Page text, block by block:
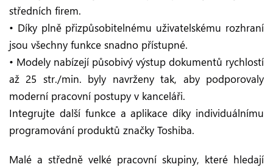
středních firem.
• Díky plně přizpůsobitelnému uživatelskému rozhraní
jsou všechny funkce snadno přístupné.
• Modely nabízejí působivý výstup dokumentů rychlostí
až 25 str./min. byly navrženy tak, aby podporovaly
moderní pracovní postupy v kanceláři.
Integrujte další funkce a aplikace díky individuálnímu
programování produktů značky Toshiba.
Malé a středně velké pracovní skupiny, které hledají